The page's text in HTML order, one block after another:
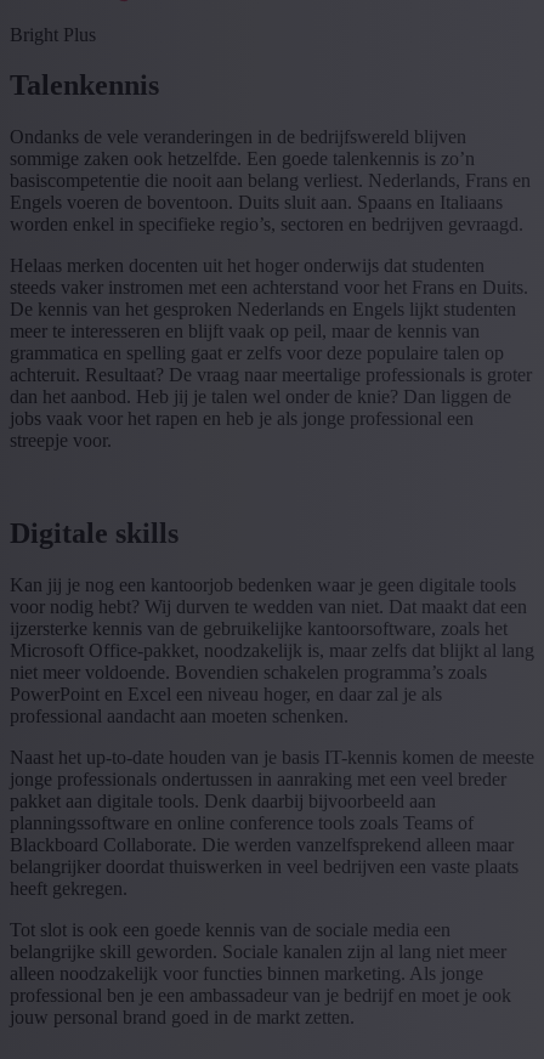
Bright Plus
Talenkennis
Ondanks de vele veranderingen in de bedrijfswereld blijven
sommige zaken ook hetzelfde. Een goede talenkennis is zo’n
basiscompetentie die nooit aan belang verliest. Nederlands, Frans en
Engels voeren de boventoon. Duits sluit aan. Spaans en Italiaans
worden enkel in specifieke regio’s, sectoren en bedrijven gevraagd.
Helaas merken docenten uit het hoger onderwijs dat studenten
steeds vaker instromen met een achterstand voor het Frans en Duits.
De kennis van het gesproken Nederlands en Engels lijkt studenten
meer te interesseren en blijft vaak op peil, maar de kennis van
grammatica en spelling gaat er zelfs voor deze populaire talen op
achteruit. Resultaat? De vraag naar meertalige professionals is groter
dan het aanbod. Heb jij je talen wel onder de knie? Dan liggen de
jobs vaak voor het rapen en heb je als jonge professional een
streepje voor.
Digitale skills
Kan jij je nog een kantoorjob bedenken waar je geen digitale tools
voor nodig hebt? Wij durven te wedden van niet. Dat maakt dat een
ijzersterke kennis van de gebruikelijke kantoorsoftware, zoals het
Microsoft Office-pakket, noodzakelijk is, maar zelfs dat blijkt al lang
niet meer voldoende. Bovendien schakelen programma’s zoals
PowerPoint en Excel een niveau hoger, en daar zal je als
professional aandacht aan moeten schenken.
Naast het up-to-date houden van je basis IT-kennis komen de meeste
jonge professionals ondertussen in aanraking met een veel breder
pakket aan digitale tools. Denk daarbij bijvoorbeeld aan
planningssoftware en online conference tools zoals Teams of
Blackboard Collaborate. Die werden vanzelfsprekend alleen maar
belangrijker doordat thuiswerken in veel bedrijven een vaste plaats
heeft gekregen.
Tot slot is ook een goede kennis van de sociale media een
belangrijke skill geworden. Sociale kanalen zijn al lang niet meer
alleen noodzakelijk voor functies binnen marketing. Als jonge
professional ben je een ambassadeur van je bedrijf en moet je ook
jouw personal brand goed in de markt zetten.